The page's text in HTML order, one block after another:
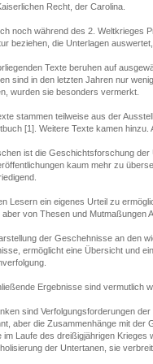
Recht, der Carolina.
noch während des 2. Weltkrieges
beziehen, die Unterlagen
Texte beruhen auf
sind in den letzten Jahren nur
wurden sie besonders vermerkt.
stammen teilweise aus der
[1]. Weitere Texte kamen hinzu.
ist die Geschichtsforschung
kaum mehr zu
Lesern ein eigenes Urteil zu
aber von Thesen und Mutmaßungen
der Geschehnisse an den
ermöglicht eine Übersicht und
Ergebnisse sind vermutlich
sind Verfolgungsforderungen
aber die Zusammenhänge mit der
im Laufe des dreißigjährigen
der Untertanen, sie